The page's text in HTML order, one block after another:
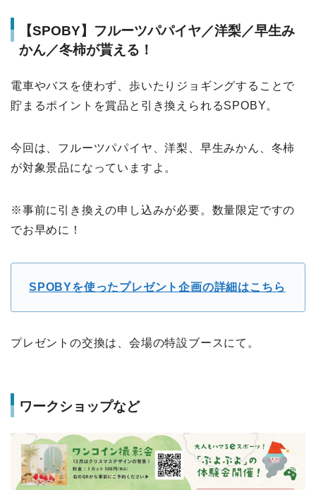
【SPOBY】フルーツパパイヤ／洋梨／早生み
かん／冬柿が貰える！
電車やバスを使わず、歩いたりジョギングすることで
貯まるポイントを賞品と引き換えられるSPOBY。
今回は、フルーツパパイヤ、洋梨、早生みかん、冬柿
が対象景品になっていますよ。
※事前に引き換えの申し込みが必要。数量限定ですの
でお早めに！
SPOBYを使ったプレゼント企画の詳細はこちら
プレゼントの交換は、会場の特設ブースにて。
ワークショップなど